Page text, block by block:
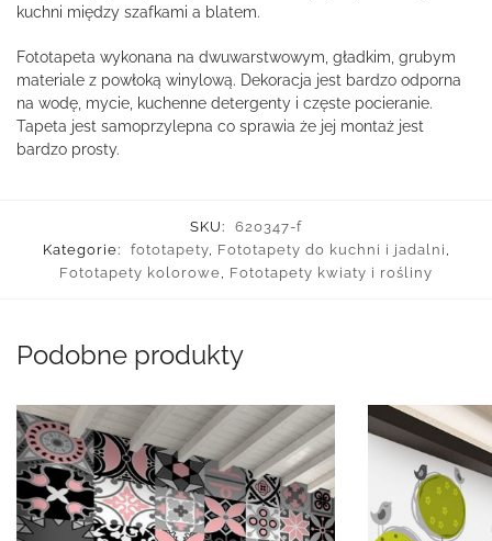
kuchni między szafkami a blatem.
Fototapeta wykonana na dwuwarstwowym, gładkim, grubym
materiale z powłoką winylową. Dekoracja jest bardzo odporna
na wodę, mycie, kuchenne detergenty i częste pocieranie.
Tapeta jest samoprzylepna co sprawia że jej montaż jest
bardzo prosty.
SKU:
620347-f
Kategorie:
fototapety, Fototapety do kuchni i jadalni
Fototapety kolorowe
Fototapety kwiaty i rośliny
Podobne produkty